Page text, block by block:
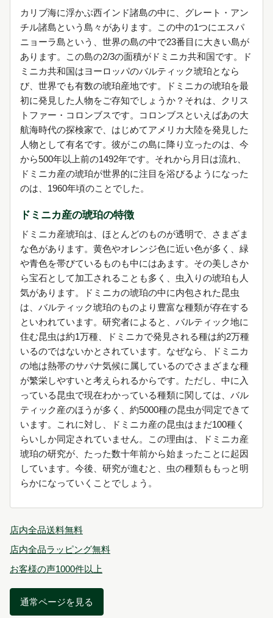
カリブ海に浮かぶ西インド諸島の中に、グレート・アン
チル諸島という島々があります。この中の1つにエスパ
ニョーラ島という、世界の島の中で23番目に大きい島が
あります。この島の2/3の面積がドミニカ共和国です。ド
ミニカ共和国はヨーロッパのバルティック琥珀となら
び、世界でも有数の琥珀産地です。ドミニカの琥珀を最
初に発見した人物をご存知でしょうか？それは、クリス
トファー・コロンブスです。コロンブスといえばあの大
航海時代の探検家で、はじめてアメリカ大陸を発見した
人物として有名です。彼がこの島に降り立ったのは、今
から500年以上前の1492年です。それから月日は流れ、
ドミニカ産の琥珀が世界的に注目を浴びるようになった
のは、1960年頃のことでした。
ドミニカ産の琥珀の特徴
ドミニカ産琥珀は、ほとんどのものが透明で、さまざま
な色があります。黄色やオレンジ色に近い色が多く、緑
や青色を帯びているものも中にはあます。その美しさか
ら宝石として加工されることも多く、虫入りの琥珀も人
気があります。ドミニカの琥珀の中に内包された昆虫
は、バルティック琥珀のものより豊富な種類が存在する
といわれています。研究者によると、バルティック地に
住む昆虫は約1万種、ドミニカで発見される種は約2万種
いるのではないかとされています。なぜなら、ドミニカ
の地は熱帯のサバナ気候に属しているのでさまざまな種
が繁栄しやすいと考えられるからです。ただし、中に入
っている昆虫で現在わかっている種類に関しては、バル
ティック産のほうが多く、約5000種の昆虫が同定できて
います。これに対し、ドミニカ産の昆虫はまだ100種く
らいしか同定されていません。この理由は、ドミニカ産
琥珀の研究が、たった数十年前から始まったことに起因
しています。今後、研究が進むと、虫の種類ももっと明
らかになっていくことでしょう。
店内全品送料無料
店内全品ラッピング無料
お客様の声1000件以上
通常ページを見る